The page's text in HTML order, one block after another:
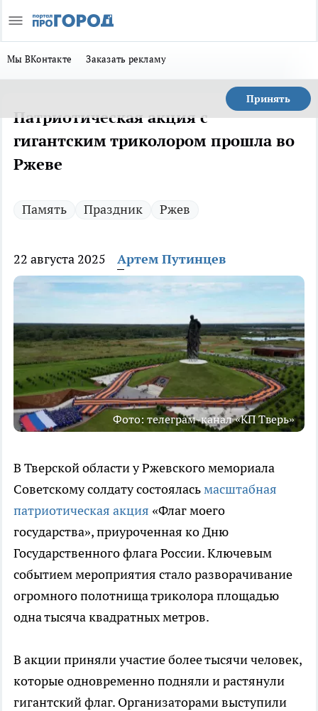
Мы ВКонтакте Заказать рекламу
Принять
Патриотическая акция с
гигантским триколором прошла во
Ржеве
Память Праздник Ржев
22 августа 2025 Артем Путинцев
Фото: телеграм-канал «КП Тверь»
В Тверской области у Ржевского мемориала
Советскому солдату состояласьмасштабная
патриотическая акция «Флаг моего
государства», приуроченная ко Дню
Государственного флага России. Ключевым
событием мероприятия стало разворачивание
огромного полотнища триколора площадью
одна тысяча квадратных метров.
В акции приняли участие более тысячи человек,
которые одновременно подняли и растянули
гигантский флаг. Организаторами выступили